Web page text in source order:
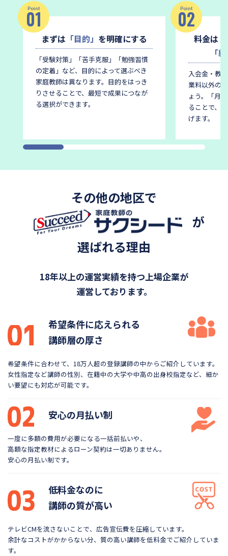
Point
01
まずは 「目的」 を明確にする
「受験対策」「苦手克服」「勉強習慣
の定着」など、目的によって選ぶべき
家庭教師は異なります。 目的をはっき
りさせることで、最短で成果につなが
る選択ができます。
Point
02
料金は
「
入会金・教
業料以外の
ょう。
「月
ることで、
げます。
その他の地区で
が
選ばれる理由
18年以上の運営実績を持つ上場企業が
運営しております。
希望条件に応えられる
講師層の厚さ
希望条件に合わせて、18万人超の登録講師の中から ご紹介しています。
女性指定など講師の性別、在籍中の大学や中高の出身校指定など、細か
い要望にも対応が可能です。
安心の月払い制
一度に多額の費用が必要になる一括前払いや、
高額な指定教材によるローン契約は一切ありません。
安心の月払い制です。
低料金なのに
講師の質が高い
テレビCMを流さないことで、広告宣伝費を圧縮しています。
余計なコストがかからない分、質の高い講師を低料金でご紹介していま
す。